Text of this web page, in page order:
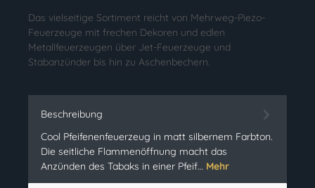
Das vielseitige Sortiment reicht von Mehrweg-Piezo-
Feuerzeuge mit frechen Dekoren und edlen
Metallfeuerzeugen über Jet-Feuerzeuge und
Stabanzünder bis hin zu Aschenbechern.
Beschreibung
Cool Pfeifenenfeuerzeug in matt silbernem Farbton.
Die seitliche Flammenöffnung macht das
Anzünden des Tabaks in einer Pfeif… Mehr